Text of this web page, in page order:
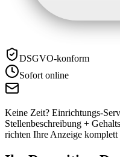
DSGVO-konform
Sofort online
Keine Zeit? Einrichtungs-
Stellenbeschreibung +
richten Ihre Anzeige komplett